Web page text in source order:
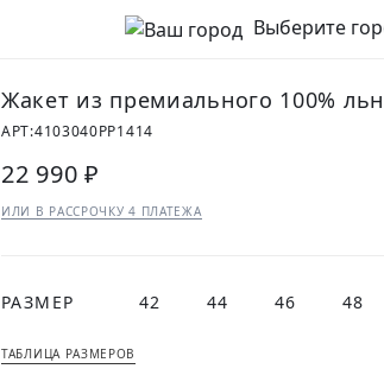
Выберите
Жакет из премиального 100%
АРТ:4103040PP1414
22 990 ₽
ИЛИ В РАССРОЧКУ 4 ПЛАТЕЖА
РАЗМЕР 42 44 46 48
ТАБЛИЦА РАЗМЕРОВ